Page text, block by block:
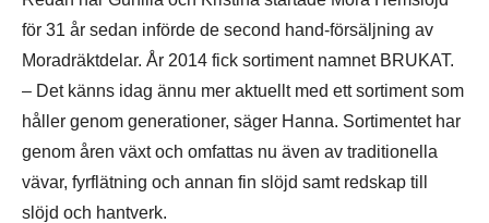
för 31 år sedan införde de second hand-försäljning av
Moradräktdelar. År 2014 fick sortiment namnet BRUKAT.
– Det känns idag ännu mer aktuellt med ett sortiment som
håller genom generationer, säger Hanna. Sortimentet har
genom åren växt och omfattas nu även av traditionella
vävar, fyrflätning och annan fin slöjd samt redskap till
slöjd och hantverk.